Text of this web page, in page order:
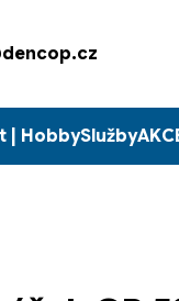
| HobbySlužby